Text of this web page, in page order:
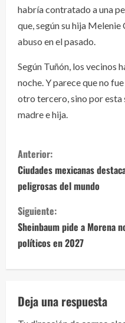
habría contratado a una
que, según su hija
abuso en el pasado.
Según Tuñón, los vecinos
noche. Y parece que no
otro tercero, sino por
madre e hija.
S
i
g
u
e
l
e
Anterior:
Ciudades mexicanas
peligrosas del mundo
Siguiente:
Sheinbaum pide a Morena
políticos en 2027
Deja una respuesta